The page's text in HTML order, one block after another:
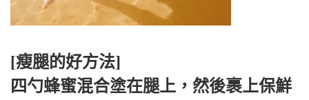
[瘦腿的好方法]
四勺蜂蜜混合塗在腿上，然後裹上保鮮